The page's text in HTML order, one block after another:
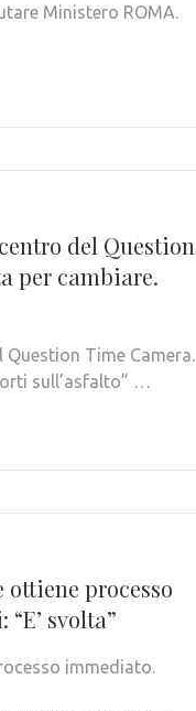
Ministero ROMA.
del Question
per cambiare.
Time Camera.
sull’asfalto” …
ottiene processo
svolta”
immediato.